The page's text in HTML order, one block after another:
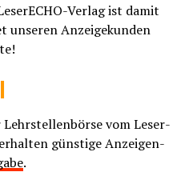
Ver­lag ist damit
unse­ren Anzei­ge­kun­den
Lehr­stel­len­bör­se vom Lese­r­
güns­ti­ge Anzei­gen­
.